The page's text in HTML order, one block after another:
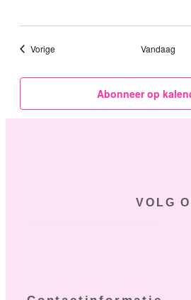
VorigeEvenementen Vandaag
Abonneer op
VOLG